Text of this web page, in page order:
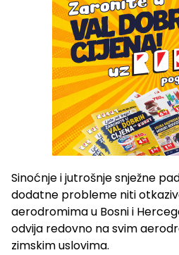
Sinoćnje i jutrošnje snježne
dodatne probleme niti
aerodromima u Bosni i
odvija redovno na svim
zimskim uslovima.